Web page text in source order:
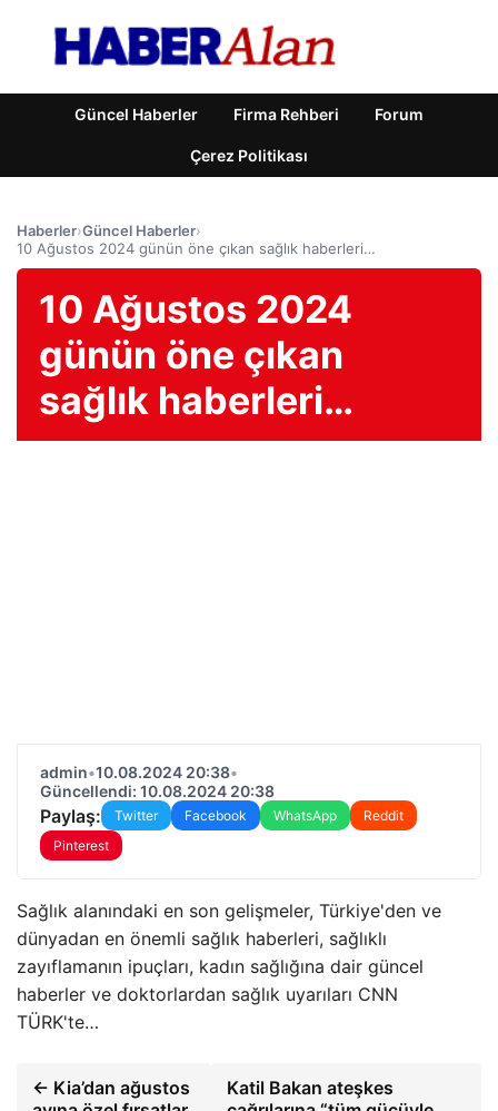
Güncel Haberler Firma Rehberi Forum
Çerez Politikası
Haberler›Güncel Haberler›
10 Ağustos 2024 günün öne çıkan sağlık haberleri…
10 Ağustos 2024
günün öne çıkan
sağlık haberleri…
admin•10.08.2024 20:38•
Güncellendi: 10.08.2024 20:38
Paylaş: Twitter Facebook WhatsApp
Reddit
Pinterest
Sağlık alanındaki en son gelişmeler, Türkiye'den ve
dünyadan en önemli sağlık haberleri, sağlıklı
zayıflamanın ipuçları, kadın sağlığına dair güncel
haberler ve doktorlardan sağlık uyarıları CNN
TÜRK'te…
← Kia’dan ağustos
Katil Bakan ateşkes